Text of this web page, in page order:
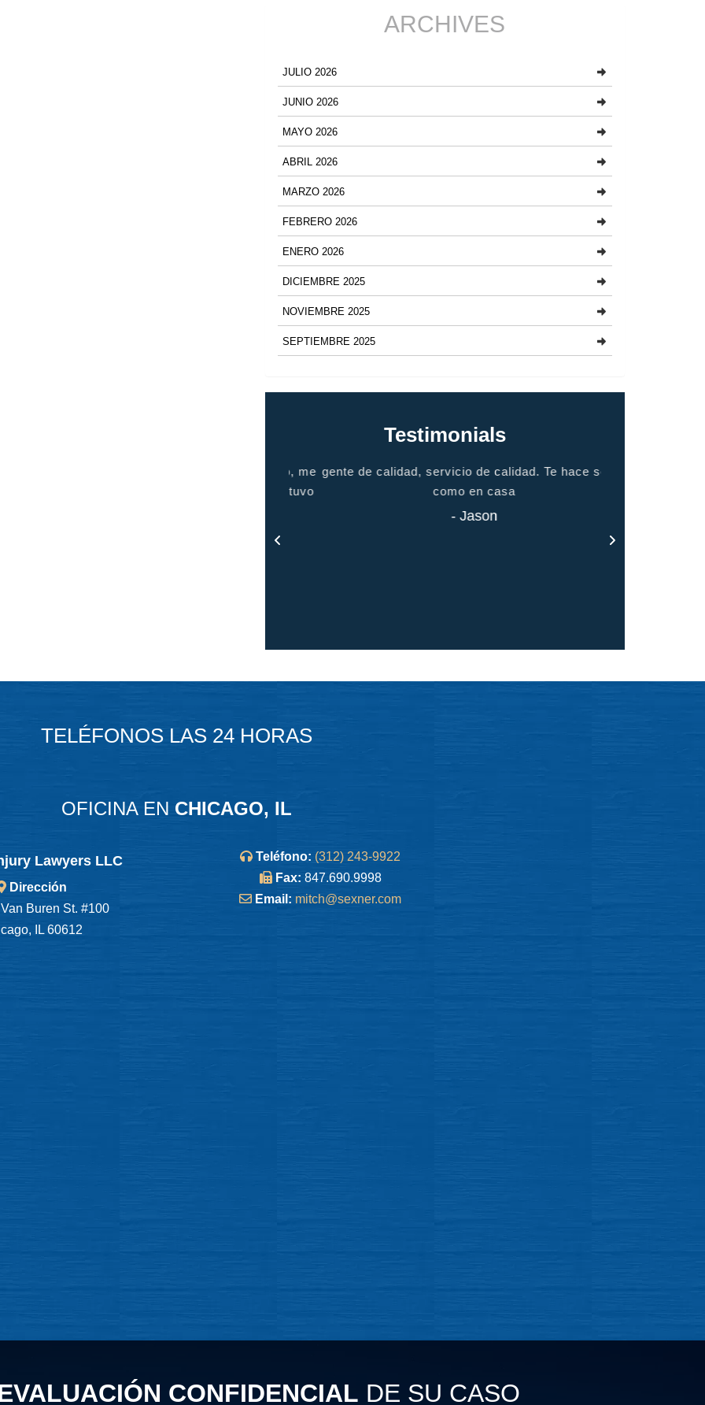
ARCHIVES
JULIO 2026
JUNIO 2026
MAYO 2026
ABRIL 2026
MARZO 2026
FEBRERO 2026
ENERO 2026
DICIEMBRE 2025
NOVIEMBRE 2025
SEPTIEMBRE 2025
Testimonials
gente de calidad, servicio de calidad. Te hace sentir
como en casa
- Jason
TELÉFONOS LAS 24 HORAS
OFICINA EN CHICAGO, IL
Lawyers LLC
Dirección
Buren St. #100
IL 60612
Teléfono: (312) 243-9922
Fax: 847.690.9998
Email: mitch@sexner.com
CONFIDENCIAL DE SU CASO